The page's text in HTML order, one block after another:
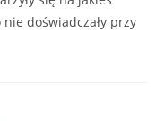
doświadczały przy